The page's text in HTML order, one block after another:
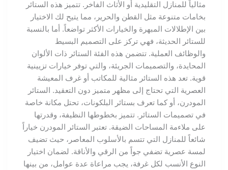
مثالياً للمنازل التقليدية أو الأثاث الفاخر. تتميز هذه الستائر
بخامات متنوعة مثل القطن والحرير، مما يتيح لك الاختيار
بين الإطلالات المبهرة والخيارات الأكثر تواضعاً. أما بالنسبة
للستائر الحديثة، فهي تركز على التصميم البسيط
والوظائف العملية. تتضمن هذه الفئة الستائر ذات الألوان
المحايدة، والتصميمات الجريئة، والتي توفر خيارات تزيينية
قوية. تعد هذه الستائر مثالية للمكاتب أو غرف المعيشة
العصرية التي تحتاج إلى مظهر متميز دون التعقيد. الستائر
المودرن، أو كما تعرف بستائر البلكونات، تحتل مكانة خاصة
في تصميمات الستائر. تتميز بخطوطها النظيفة، وقدرتها
على ملاءمة المساحات الضيقة. تعتبر الستائر المودرن خياراً
شائعاً للمنازل التي تتسم بالأسلوب المعاصر، حيث تضيف
لمسة عصرية تضفي جواً من الرقي والأناقة. لضمان اختيار
النوع الأنسب لكل غرفة، يجب مراعاة عدة عوامل، من بينها